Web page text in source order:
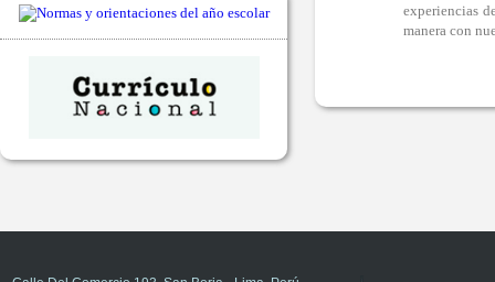
experiencias
manera con